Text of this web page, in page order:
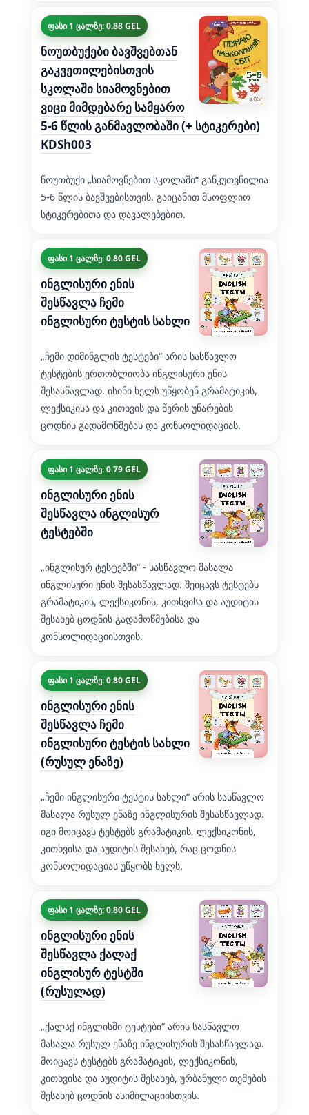
ფასი 1 ცალზე: 0.88 GEL
ნოუთბუქები ბავშვებთან
გაკვეთილებისთვის
სკოლაში სიამოვნებით
ვიცი მიმდებარე სამყარო
5-6 წლის განმავლობაში (+ სტიკერები)
KDSh003
ნოუთბუქი „სიამოვნებით სკოლაში“ განკუთვნილია
5-6 წლის ბავშვებისთვის. გაიცანით მსოფლიო
სტიკერებითა და დავალებებით.
ფასი 1 ცალზე: 0.80 GEL
ინგლისური ენის
შესწავლა ჩემი
ინგლისური ტესტის სახლი
„ჩემი დიმინგლის ტესტები“ არის სასწავლო
ტესტების ერთობლიობა ინგლისური ენის
შესასწავლად. ისინი ხელს უწყობენ გრამატიკის,
ლექსიკისა და კითხვის და წერის უნარების
ცოდნის გადამოწმებას და კონსოლიდაციას.
ფასი 1 ცალზე: 0.79 GEL
ინგლისური ენის
შესწავლა ინგლისურ
ტესტებში
„ინგლისურ ტესტებში“ - სასწავლო მასალა
ინგლისური ენის შესასწავლად. შეიცავს ტესტებს
გრამატიკის, ლექსიკონის, კითხვისა და აუდიტის
შესახებ ცოდნის გადამოწმებისა და
კონსოლიდაციისთვის.
ფასი 1 ცალზე: 0.80 GEL
ინგლისური ენის
შესწავლა ჩემი
ინგლისური ტესტის სახლი
(რუსულ ენაზე)
„ჩემი ინგლისური ტესტის სახლი“ არის სასწავლო
მასალა რუსულ ენაზე ინგლისურის შესასწავლად.
იგი მოიცავს ტესტებს გრამატიკის, ლექსიკონის,
კითხვისა და აუდიტის შესახებ, რაც ცოდნის
კონსოლიდაციას უწყობს ხელს.
ფასი 1 ცალზე: 0.80 GEL
ინგლისური ენის
შესწავლა ქალაქ
ინგლისურ ტესტში
(რუსულად)
„ქალაქ ინგლისში ტესტები“ არის სასწავლო
მასალა რუსულ ენაზე ინგლისურის შესასწავლად.
მოიცავს ტესტებს გრამატიკის, ლექსიკონის,
კითხვისა და აუდიტის შესახებ, ურბანული თემების
შესახებ ცოდნის ასიმილაციისთვის.